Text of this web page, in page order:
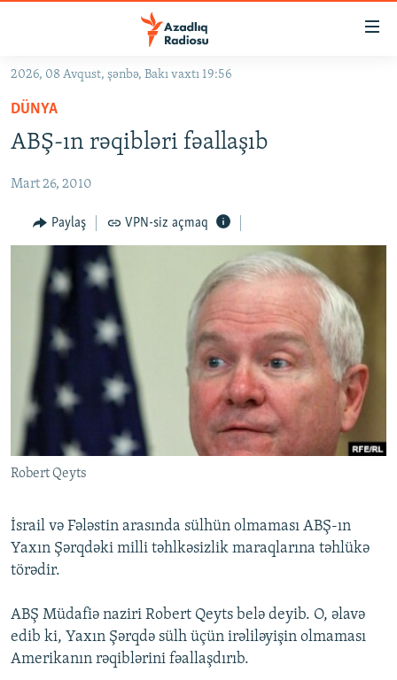
Əsas
qayıt
Əsas
naviqasiyaya
qayıt
KORRUPSIOMETR
#ƏSLINDƏ
FƏRQƏ BAX
QANUNI DOĞRU
ARAŞDIRMA
MULTIMEDIA
VIDEO
FOTOQALEREYA
İNFOQRAFIKA
KARIKATURA
RADIO ARXIV
OXU ZALI
AZƏRBAYCAN ƏDƏBIYYATI KITABXANASI
İSLAM VƏ DEMOKRATIYA
İZ - MƏDƏNIYYƏT PROQRAMI
HAQQIMIZDA
MISSIYAMIZ
PEŞƏ ETIKASI VƏ JURNALISTIKA STANDARTLARIMIZ
MATERIALLARIMIZDAN ISTIFADƏ
BIZIMLƏ ƏLAQƏ
XƏBƏR BÜLLETENLƏRIMIZ
BIZI IZLƏ
2026, 08 Avqust, şənbə, Bakı vaxtı 19:56
DÜNYA
ABŞ-ın rəqibləri fəallaşıb
Mart 26, 2010
Paylaş VPN-siz açmaq
Robert Qeyts
İsrail və Fələstin arasında sülhün olmaması ABŞ-ın
Yaxın Şərqdəki milli təhlkəsizlik maraqlarına təhlükə
törədir.
ABŞ Müdafiə naziri Robert Qeyts belə deyib. O, əlavə
edib ki, Yaxın Şərqdə sülh üçün irəliləyişin olmaması
Amerikanın rəqiblərini fəallaşdırıb.